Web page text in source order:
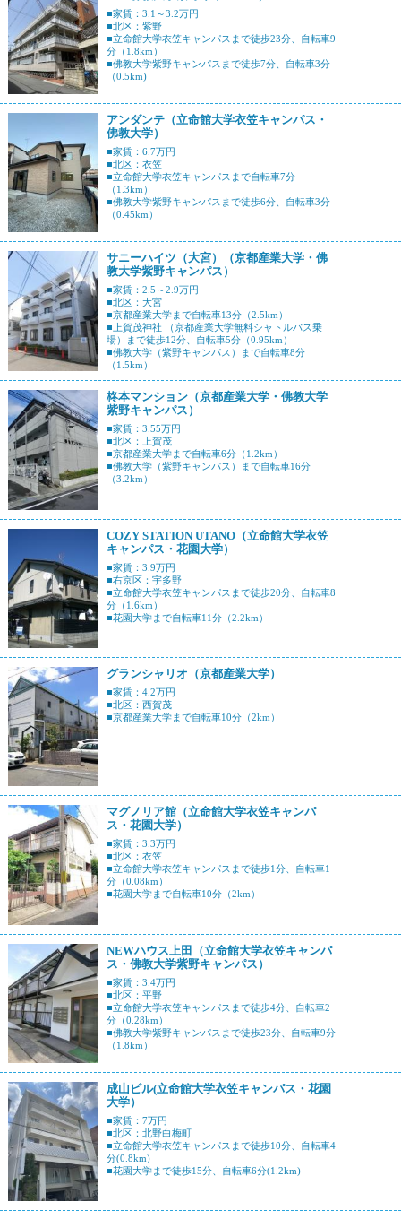
■家賃：3.1～3.2万円
■北区：紫野
■立命館大学衣笠キャンパスまで徒歩23分、自転車9
分（1.8km）
■佛教大学紫野キャンパスまで徒歩7分、自転車3分
（0.5km)
アンダンテ（立命館大学衣笠キャンパス・
佛教大学）
■家賃：6.7万円
■北区：衣笠
■立命館大学衣笠キャンパスまで自転車7分
（1.3km）
■佛教大学紫野キャンパスまで徒歩6分、自転車3分
（0.45km）
サニーハイツ（大宮）（京都産業大学・佛
教大学紫野キャンパス）
■家賃：2.5～2.9万円
■北区：大宮
■京都産業大学まで自転車13分（2.5km）
■上賀茂神社 （京都産業大学無料シャトルバス乗
場）まで徒歩12分、自転車5分（0.95km）
■佛教大学（紫野キャンパス）まで自転車8分
（1.5km）
柊本マンション（京都産業大学・佛教大学
紫野キャンパス）
■家賃：3.55万円
■北区：上賀茂
■京都産業大学まで自転車6分（1.2km）
■佛教大学（紫野キャンパス）まで自転車16分
（3.2km）
COZY STATION UTANO（立命館大学衣笠
キャンパス・花園大学）
■家賃：3.9万円
■右京区：宇多野
■立命館大学衣笠キャンパスまで徒歩20分、自転車8
分（1.6km）
■花園大学まで自転車11分（2.2km）
グランシャリオ（京都産業大学）
■家賃：4.2万円
■北区：西賀茂
■京都産業大学まで自転車10分（2km）
マグノリア館（立命館大学衣笠キャンパ
ス・花園大学）
■家賃：3.3万円
■北区：衣笠
■立命館大学衣笠キャンパスまで徒歩1分、自転車1
分（0.08km）
■花園大学まで自転車10分（2km）
NEWハウス上田（立命館大学衣笠キャンパ
ス・佛教大学紫野キャンパス）
■家賃：3.4万円
■北区：平野
■立命館大学衣笠キャンパスまで徒歩4分、自転車2
分（0.28km）
■佛教大学紫野キャンパスまで徒歩23分、自転車9分
（1.8km）
成山ビル(立命館大学衣笠キャンパス・花園
大学）
■家賃：7万円
■北区：北野白梅町
■立命館大学衣笠キャンパスまで徒歩10分、自転車4
分(0.8km)
■花園大学まで徒歩15分、自転車6分(1.2km)